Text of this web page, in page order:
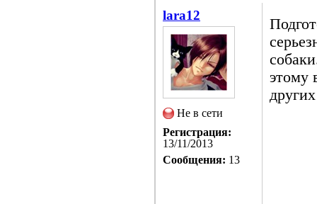
lara12
Не в сети
Регистрация:
13/11/2013
Сообщения: 13
этому